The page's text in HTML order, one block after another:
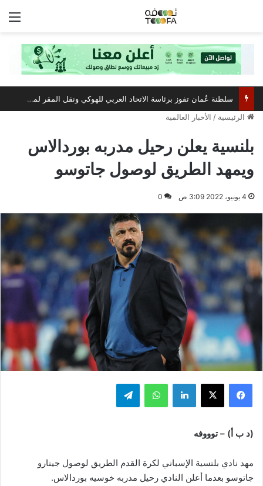
سلطنة عُمان تفوز برئاسة الاتحاد العربي للهوكي ونقل المقر لمسقط
الرئيسية / الأخبار العالمية
بلنسية يعلن رحيل مدربه بوردالاس
ويمهد الطريق لوصول جاتوسو
4 يونيو، 2022 3:09 ص 0
فيسبوك ‫X لينكدإن واتساب تيلقرام
(د ب أ) – توووفه
مهد نادي بلنسية الإسباني لكرة القدم الطريق لوصول جينارو
جاتوسو بعدما أعلن النادي رحيل مدربه خوسيه بوردالاس.